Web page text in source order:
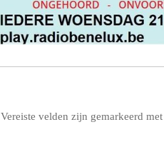
Vereiste velden zijn gemarkeerd met